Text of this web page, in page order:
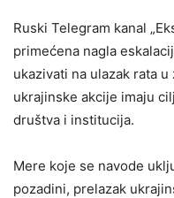
Ruski Telegram kanal
primećena nagla
ukazivati na ulazak rata
ukrajinske akcije imaju
društva i institucija.
Mere koje se navode
pozadini, prelazak